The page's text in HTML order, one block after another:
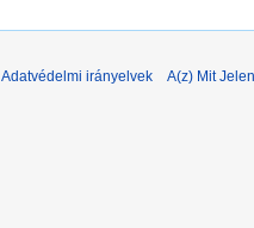
Adatvédelmi irányelvek A(z) Mit